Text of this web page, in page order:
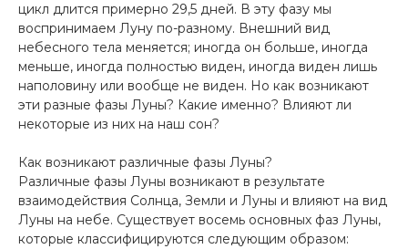
цикл длится примерно 29,5 дней. В эту фазу мы
воспринимаем Луну по-разному. Внешний вид
небесного тела меняется; иногда он больше, иногда
меньше, иногда полностью виден, иногда виден лишь
наполовину или вообще не виден. Но как возникают
эти разные фазы Луны? Какие именно? Влияют ли
некоторые из них на наш сон?
Как возникают различные фазы Луны?
Различные фазы Луны возникают в результате
взаимодействия Солнца, Земли и Луны и влияют на вид
Луны на небе. Существует восемь основных фаз Луны,
которые классифицируются следующим образом: